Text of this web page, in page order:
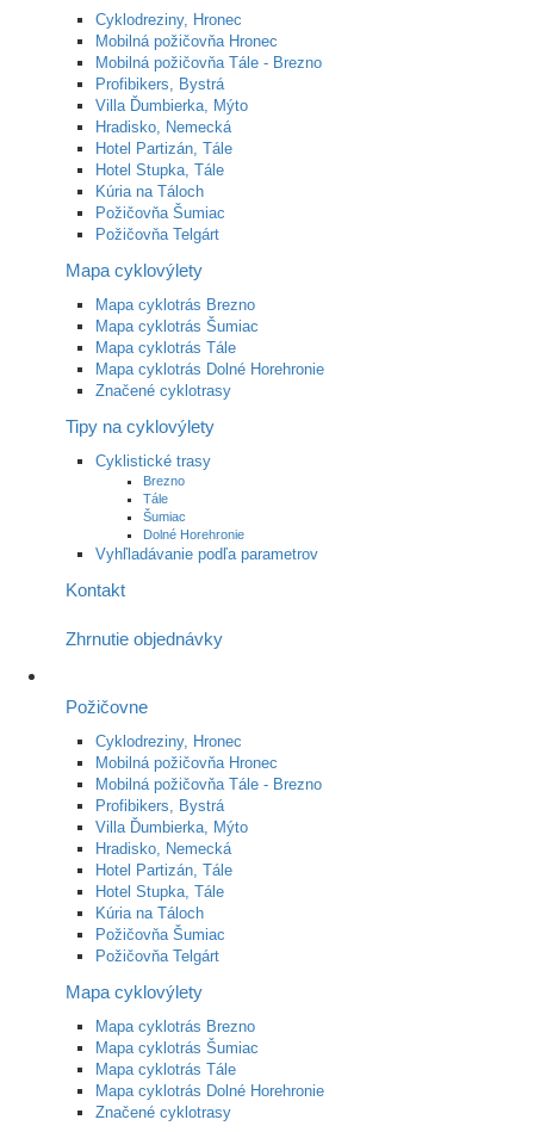
Cyklodreziny, Hronec
Mobilná požičovňa Hronec
Mobilná požičovňa Tále - Brezno
Profibikers, Bystrá
Villa Ďumbierka, Mýto
Hradisko, Nemecká
Hotel Partizán, Tále
Hotel Stupka, Tále
Kúria na Táloch
Požičovňa Šumiac
Požičovňa Telgárt
Mapa cyklovýlety
Mapa cyklotrás Brezno
Mapa cyklotrás Šumiac
Mapa cyklotrás Tále
Mapa cyklotrás Dolné Horehronie
Značené cyklotrasy
Tipy na cyklovýlety
Cyklistické trasy
Brezno
Tále
Šumiac
Dolné Horehronie
Vyhľladávanie podľa parametrov
Kontakt
Zhrnutie objednávky
Požičovne
Cyklodreziny, Hronec
Mobilná požičovňa Hronec
Mobilná požičovňa Tále - Brezno
Profibikers, Bystrá
Villa Ďumbierka, Mýto
Hradisko, Nemecká
Hotel Partizán, Tále
Hotel Stupka, Tále
Kúria na Táloch
Požičovňa Šumiac
Požičovňa Telgárt
Mapa cyklovýlety
Mapa cyklotrás Brezno
Mapa cyklotrás Šumiac
Mapa cyklotrás Tále
Mapa cyklotrás Dolné Horehronie
Značené cyklotrasy